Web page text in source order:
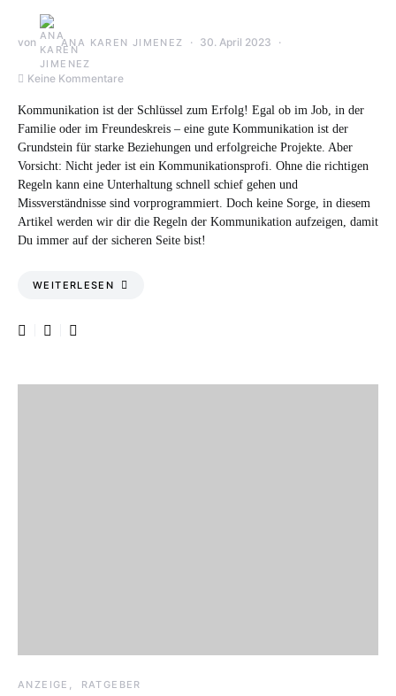
von ANA KAREN JIMENEZ 30. April 2023
Keine Kommentare
Kommunikation ist der Schlüssel zum Erfolg! Egal ob im Job, in der
Familie oder im Freundeskreis – eine gute Kommunikation ist der
Grundstein für starke Beziehungen und erfolgreiche Projekte. Aber
Vorsicht: Nicht jeder ist ein Kommunikationsprofi. Ohne die richtigen
Regeln kann eine Unterhaltung schnell schief gehen und
Missverständnisse sind vorprogrammiert. Doch keine Sorge, in diesem
Artikel werden wir dir die Regeln der Kommunikation aufzeigen, damit
Du immer auf der sicheren Seite bist!
WEITERLESEN
ANZEIGE RATGEBER